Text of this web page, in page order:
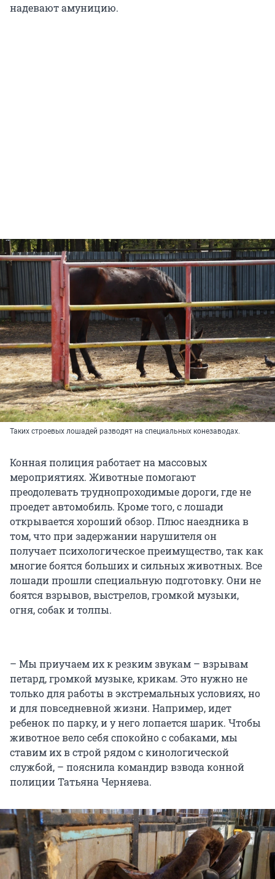
надевают амуницию.
Таких строевых лошадей разводят на специальных конезаводах.
Конная полиция работает на массовых
мероприятиях. Животные помогают
преодолевать труднопроходимые дороги, где не
проедет автомобиль. Кроме того, с лошади
открывается хороший обзор. Плюс наездника в
том, что при задержании нарушителя он
получает психологическое преимущество, так как
многие боятся больших и сильных животных. Все
лошади прошли специальную подготовку. Они не
боятся взрывов, выстрелов, громкой музыки,
огня, собак и толпы.
– Мы приучаем их к резким звукам – взрывам
петард, громкой музыке, крикам. Это нужно не
только для работы в экстремальных условиях, но
и для повседневной жизни. Например, идет
ребенок по парку, и у него лопается шарик. Чтобы
животное вело себя спокойно с собаками, мы
ставим их в строй рядом с кинологической
службой, – пояснила командир взвода конной
полиции Татьяна Черняева.